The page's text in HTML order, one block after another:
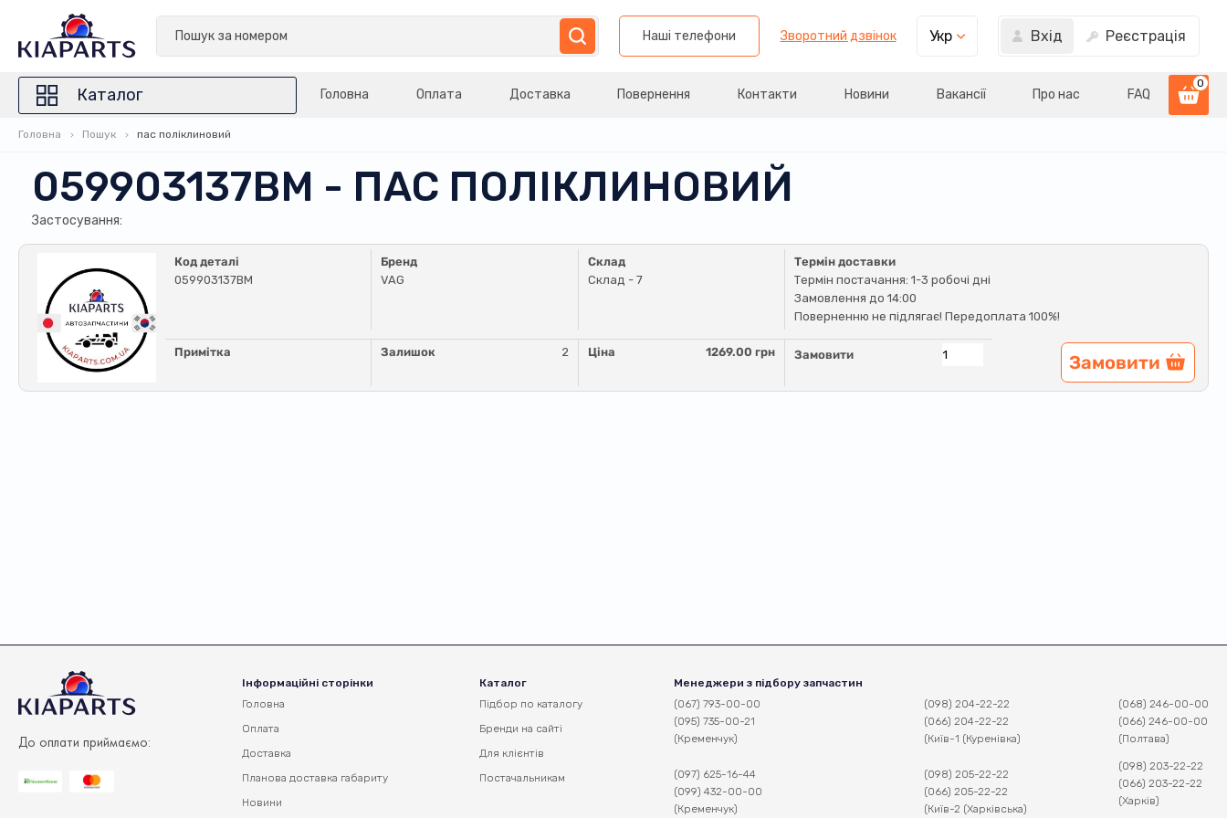
Наші телефони Зворотний дзвінок Укр Вхід Реєстрація
Каталог Головна Оплата Доставка Повернення Контакти Новини Вакансії Про нас FAQ
0
Головна Пошук пас поліклиновий
059903137BM - ПАС ПОЛІКЛИНОВИЙ
Застосування:
Код деталі
059903137BM
Бренд
VAG
Склад
Склад - 7
Термін доставки
Термін постачання: 1-3 робочі дні
Замовлення до 14:00
Поверненню не підлягає! Передоплата 100%!
Примітка Залишок 2 Ціна 1269.00 грн Замовити Замовити
До оплати приймаємо:
Інформаційні сторінки
Головна
Оплата
Доставка
Планова доставка габариту
Новини
Каталог
Підбор по каталогу
Бренди на сайті
Для клієнтів
Постачальникам
Менеджери з підбору запчастин
(067) 793-00-00
(095) 735-00-21
(Кременчук)
(097) 625-16-44
(099) 432-00-00
(Кременчук)
(098) 204-22-22
(066) 204-22-22
(Київ-1 (Куренівка)
(098) 205-22-22
(066) 205-22-22
(Київ-2 (Харківська)
(068) 246-00-00
(066) 246-00-00
(Полтава)
(098) 203-22-22
(066) 203-22-22
(Харків)